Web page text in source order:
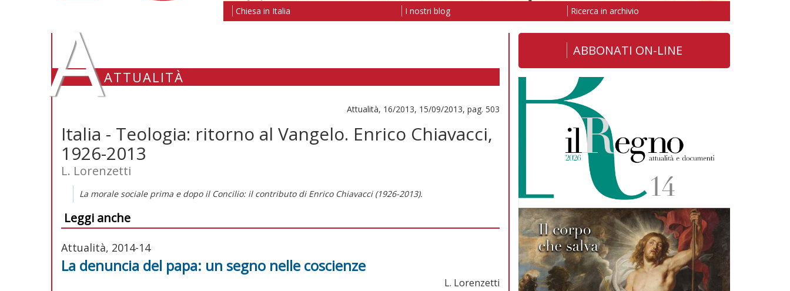
Chiesa in Italia I nostri blog Ricerca in archivio
AATTUALITÀ
Attualità, 16/2013, 15/09/2013, pag. 503
Italia - Teologia: ritorno al Vangelo. Enrico Chiavacci,
1926-2013
L. Lorenzetti
La morale sociale prima e dopo il Concilio: il contributo di Enrico Chiavacci (1926-2013).
Leggi anche
Attualità, 2014-14
La denuncia del papa: un segno nelle coscienze
L. Lorenzetti
ABBONATI ON-LINE